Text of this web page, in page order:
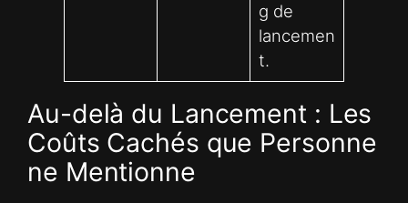
g de
lancemen
t.
Au-delà du Lancement : Les
Coûts Cachés que Personne
ne Mentionne